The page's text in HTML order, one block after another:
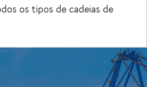
os tipos de cadeias de